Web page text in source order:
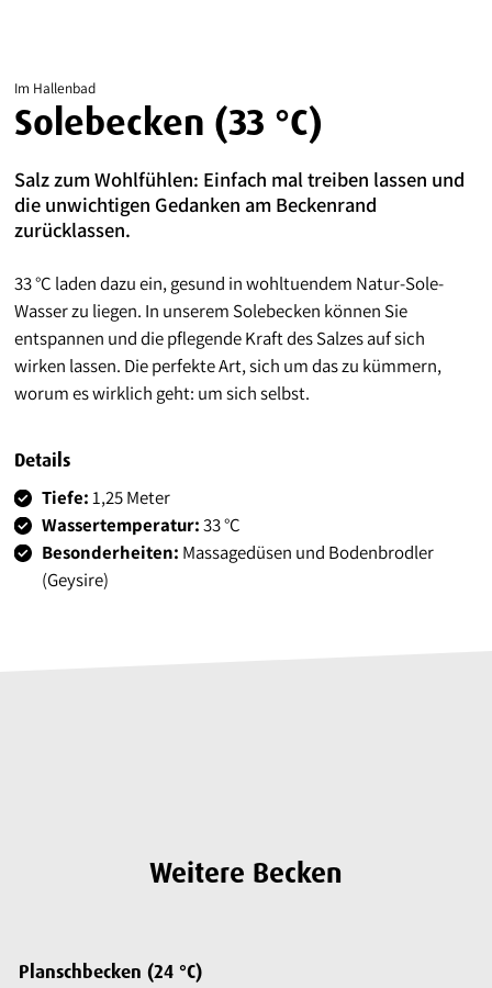
Im Hallenbad
Solebecken (33 °C)
Salz zum Wohlfühlen: Einfach mal treiben lassen und
die unwichtigen Gedanken am Beckenrand
zurücklassen.
33 °C laden dazu ein, gesund in wohltuendem Natur-Sole-
Wasser zu liegen. In unserem Solebecken können Sie
entspannen und die pflegende Kraft des Salzes auf sich
wirken lassen. Die perfekte Art, sich um das zu kümmern,
worum es wirklich geht: um sich selbst.
Details
Tiefe:1,25 Meter
Wassertemperatur:33 °C
Besonderheiten: Massagedüsen und Bodenbrodler
(Geysire)
Weitere Becken
Planschbecken (24 °C)